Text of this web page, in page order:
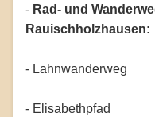
- Rad- und
Rauischholzhausen:
- Lahnwanderweg
- Elisabethpfad